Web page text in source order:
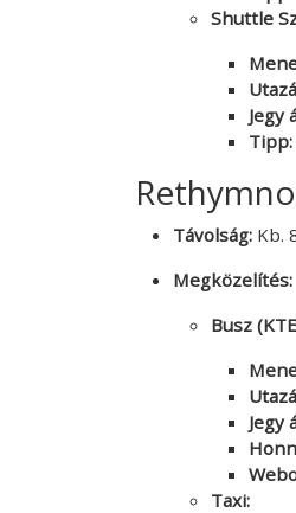
Shuttle
Jegy
Tipp:
Távolság: Kb.
Megközelítés:
Busz
Jegy
Taxi: